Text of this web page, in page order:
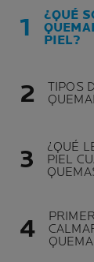
¿QUÉ
PIEL?
TIPOS
¿QUÉ
PIEL